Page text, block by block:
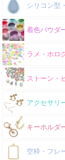
シリコン型
着色パウダ
ラメ・ホロ
ストーン・
アクセサリ
キーホルダ
空枠・フレ